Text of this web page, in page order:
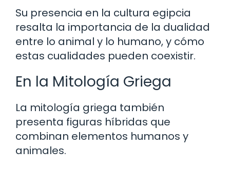
Su presencia en la cultura egipcia
resalta la importancia de la dualidad
entre lo animal y lo humano, y cómo
estas cualidades pueden coexistir.
En la Mitología Griega
La mitología griega también
presenta figuras híbridas que
combinan elementos humanos y
animales.